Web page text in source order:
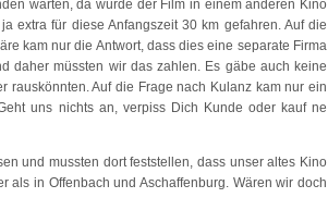
warten, da würde der Film in einem anderen Kino
extra für diese Anfangszeit 30 km gefahren. Auf die
kam nur die Antwort, dass dies eine separate Firma
daher müssten wir das zahlen. Es gäbe auch keine
rauskönnten. Auf die Frage nach Kulanz kam nur ein
uns nichts an, verpiss Dich Kunde oder kauf ne
und mussten dort feststellen, dass unser altes Kino
als in Offenbach und Aschaffenburg. Wären wir doch